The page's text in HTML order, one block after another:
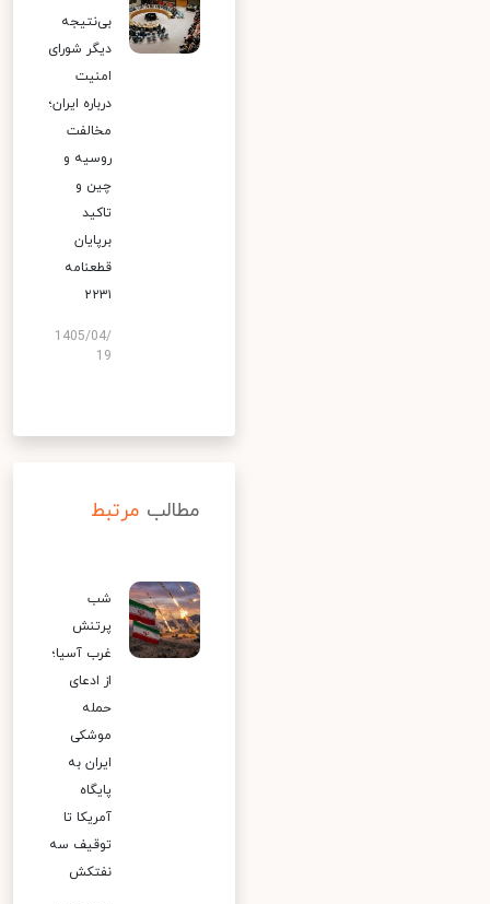
بی‌نتیجه
دیگر شورای
امنیت
درباره ایران؛
مخالفت
روسیه و
چین و
تاکید
برپایان
قطعنامه
۲۲۳۱
1405/04/
19
مطالب مرتبط
شب
پرتنش
غرب آسیا؛
از ادعای
حمله
موشکی
ایران به
پایگاه
آمریکا تا
توقیف سه
نفتکش